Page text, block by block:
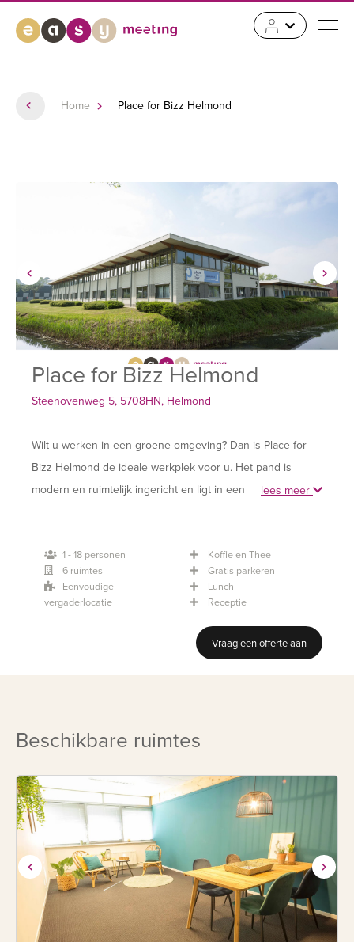
Home Place for Bizz Helmond
Place for Bizz Helmond
Steenovenweg 5, 5708HN, Helmond
Wilt u werken in een groene omgeving? Dan is Place for
Bizz Helmond de ideale werkplek voor u. Het pand is
modern en ruimtelijk ingericht en ligt in een prachtige
wandeling tijdens uw pauze. Op deze mooie locatie kunt u
terecht voor een flexwerkplek, vergaderzaal of
workshopruimte. Alle ruimtes zijn tot in de puntjes
verzorgd en van alle moderne gemakken voorzien.
is er rondom het gebouw volop gratis parkeergelegenheid.
lees meer
1 - 18 personen
6 ruimtes
Eenvoudige
vergaderlocatie
Koffie en Thee
Gratis parkeren
Lunch
Receptie
Vraag een offerte aan
Beschikbare ruimtes